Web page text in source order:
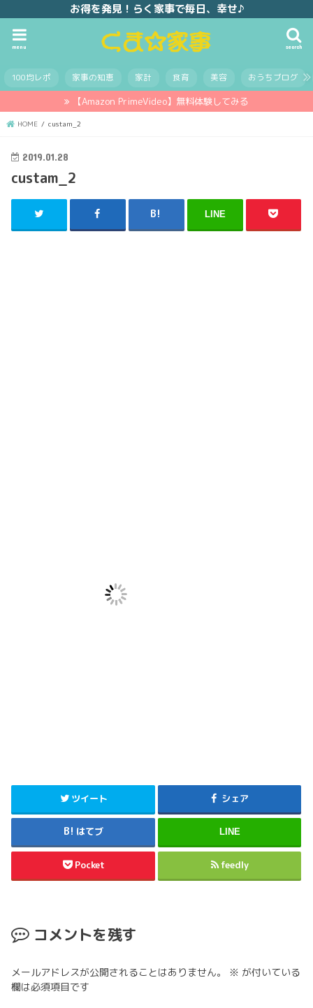
お得を発見！らく家事で毎日、幸せ♪
search
menu
100均レポ 家事の知恵 家計 食育 美容 おうちブログ
【Amazon PrimeVideo】無料体験してみる
HOME custam_2
2019.01.28
custam_2
LINE
ツイート シェア
はてブ LINE
Pocket feedly
コメントを残す
メールアドレスが公開されることはありません。 ※ が付いている
欄は必須項目です